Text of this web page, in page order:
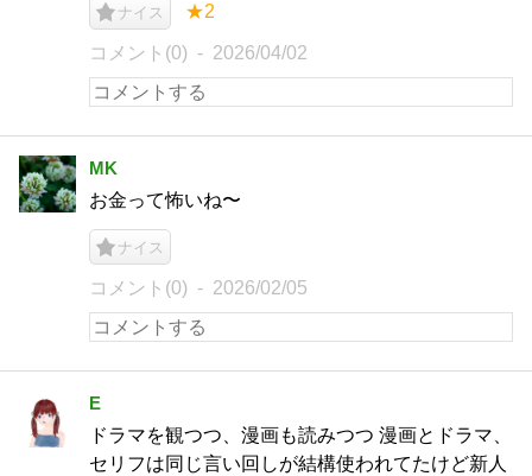
ナイス ★2
コメント(0) 2026/04/02
MK
お金って怖いね〜
ナイス
コメント(0) 2026/02/05
E
ドラマを観つつ、漫画も読みつつ 漫画とドラマ、
セリフは同じ言い回しが結構使われてたけど新人